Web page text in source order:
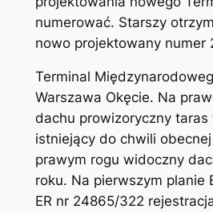
numerować. Starszy
nowo projektowany numer
Terminal
Warszawa Okęcie. Na
dachu prowizoryczny
istniejący do chwili
prawym rogu widoczny
roku. Na pierwszym planie
ER nr 24865/322